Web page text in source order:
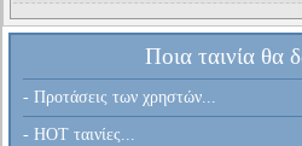
Ποια ταινία θα
- Προτάσεις των χρηστών...
- HOT ταινίες...